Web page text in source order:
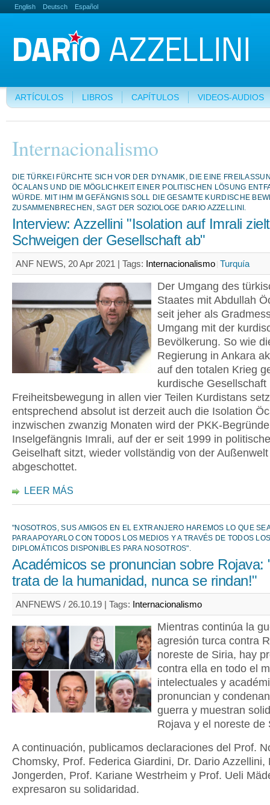
English Deutsch Español
ARTÍCULOS LIBROS CAPÍTULOS VIDEOS-AUDIOS
Internacionalismo
DIE TÜRKEI FÜRCHTE SICH VOR DER DYNAMIK, DIE EINE
ÖCALANS UND DIE MÖGLICHKEIT EINER POLITISCHEN LÖSUNG
WÜRDE. MIT IHM IM GEFÄNGNIS SOLL DIE GESAMTE KURDISCHE
ZUSAMMENBRECHEN, SAGT DER SOZIOLOGE DARIO AZZELLINI.
Interview: Azzellini "Isolation auf Imrali
Schweigen der Gesellschaft ab"
ANF NEWS, 20 Apr 2021 | Tags: Internacionalismo Turquía
Der Umgang des
Staates mit Abdullah
seit jeher als
Umgang mit der
Bevölkerung. So wie
Regierung in Ankara
auf den totalen Krieg
kurdische Gesellschaft
Freiheitsbewegung in allen vier Teilen Kurdistans
entsprechend absolut ist derzeit auch die Isolation
inzwischen zwanzig Monaten wird der PKK-
Inselgefängnis Imrali, auf der er seit 1999 in
Geiselhaft sitzt, wieder vollständig von der Außenwelt
abgeschottet.
LEER MÁS
"NOSOTROS, SUS AMIGOS EN EL EXTRANJERO HAREMOS LO QUE
PARA APOYARLO CON TODOS LOS MEDIOS Y A TRAVÉS DE TODOS
DIPLOMÁTICOS DISPONIBLES PARA NOSOTROS".
Académicos se pronuncian sobre Rojava:
trata de la humanidad, nunca se rindan!"
ANFNEWS / 26.10.19 | Tags: Internacionalismo
Mientras continúa la
agresión turca contra
noreste de Siria, hay
contra ella en todo el
intelectuales y
pronuncian y
guerra y muestran
Rojava y el noreste de
A continuación, publicamos declaraciones del Prof.
Chomsky, Prof. Federica Giardini, Dr. Dario Azzellini,
Jongerden, Prof. Kariane Westrheim y Prof. Ueli
expresaron su solidaridad.